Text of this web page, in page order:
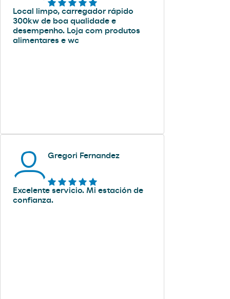
Local limpo, carregador rápido
300kw de boa qualidade e
desempenho. Loja com produtos
alimentares e wc
Gregori Fernandez
Excelente servicio. Mi estación de
confianza.